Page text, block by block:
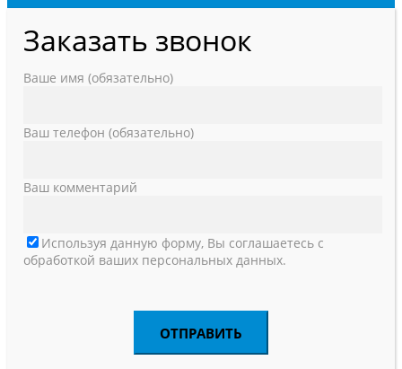
Заказать звонок
Ваше имя (обязательно)
Ваш телефон (обязательно)
Ваш комментарий
Используя данную форму, Вы соглашаетесь с
обработкой ваших персональных данных.